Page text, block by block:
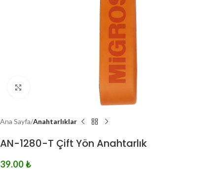
Ana Sayfa Anahtarlıklar
AN-1280-T Çift Yön Anahtarlık
39.00₺